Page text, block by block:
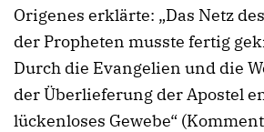
Origenes erklärte: „Das Netz
der Propheten musste fertig
Durch die Evangelien und die
der Überlieferung der Apostel
lückenloses Gewebe“